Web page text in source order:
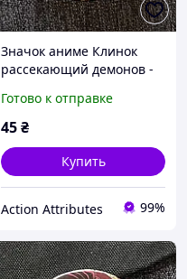
Значок аниме Клинок
рассекающий демонов -
мм (ZNBDD 0014)
Готово к отправке
45₴
Купить
Action Attributes 99%